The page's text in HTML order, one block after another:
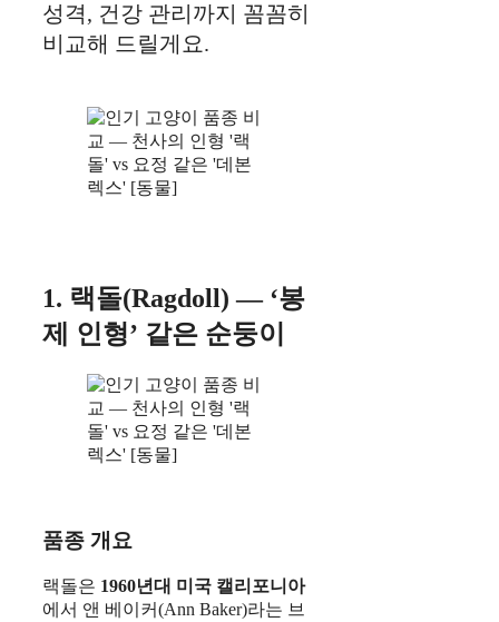
성격, 건강 관리까지 꼼꼼히
비교해 드릴게요.
1. 랙돌(Ragdoll) — ‘봉
제 인형’ 같은 순둥이
품종 개요
랙돌은 1960년대 미국 캘리포니아
에서 앤 베이커(Ann Baker)라는 브